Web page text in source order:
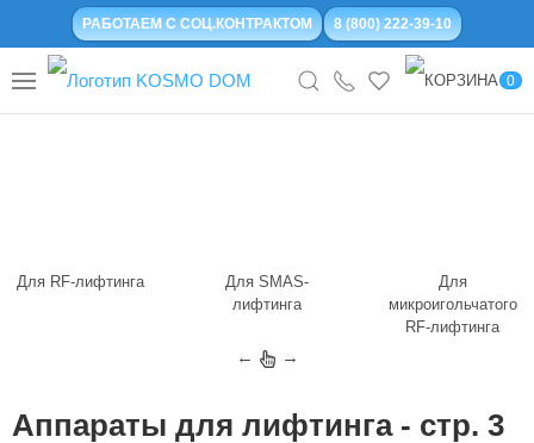
РАБОТАЕМ С СОЦ.КОНТРАКТОМ 8 (800) 222-39-10
0
Для RF-лифтинга
Для SMAS-
лифтинга
Для
микроигольчатого
RF-лифтинга
← →
Аппараты для лифтинга - стр. 3